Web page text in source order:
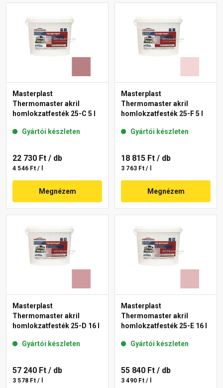
Masterplast
Thermomaster akril
homlokzatfesték 25-C 5 l
Gyártói készleten
22 730 Ft / db
4 546 Ft / l
Megnézem
Masterplast
Thermomaster akril
homlokzatfesték 25-F 5 l
Gyártói készleten
18 815 Ft / db
3 763 Ft / l
Megnézem
Masterplast
Thermomaster akril
homlokzatfesték 25-D 16 l
Gyártói készleten
57 240 Ft / db
3 578 Ft / l
Masterplast
Thermomaster akril
homlokzatfesték 25-E 16 l
Gyártói készleten
55 840 Ft / db
3 490 Ft / l